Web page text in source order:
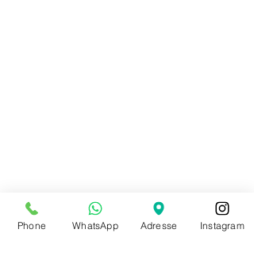
Phone WhatsApp Adresse Instagram